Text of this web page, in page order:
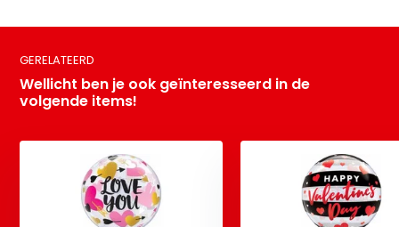
GERELATEERD
Wellicht ben je ook geïnteresseerd in de
volgende items!